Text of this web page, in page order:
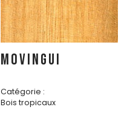
MOVINGUI
Catégorie :
Bois tropicaux